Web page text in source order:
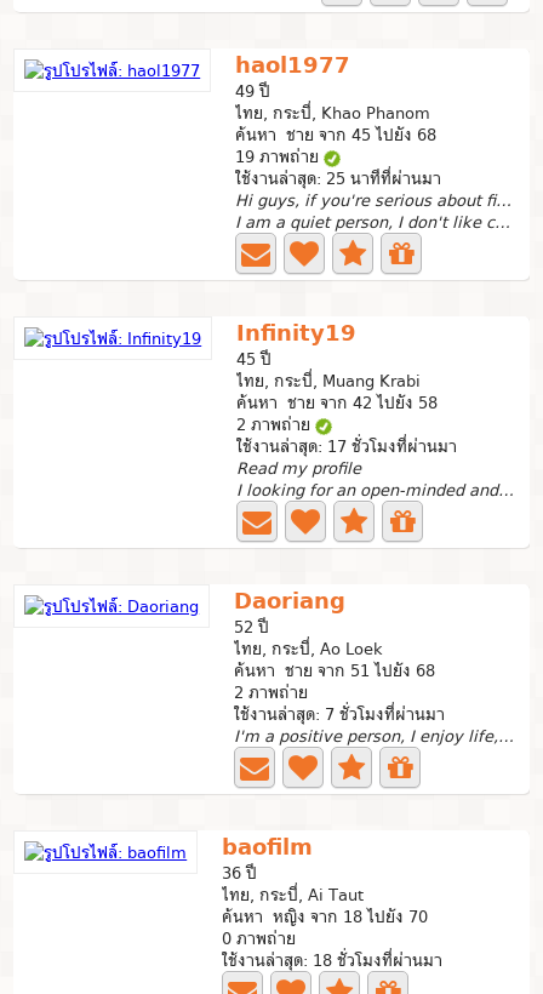
haol1977
49 ปี
ไทย, กระบี่, Khao Phanom
ค้นหา ชาย จาก 45 ไปยัง 68
19 ภาพถ่าย
ใช้งานล่าสุด: 25 นาทีที่ผ่านมา
Hi guys, if you're serious about finding a partner
I am a quiet person, I don't like chaotic society. I like...
Infinity19
45 ปี
ไทย, กระบี่, Muang Krabi
ค้นหา ชาย จาก 42 ไปยัง 58
2 ภาพถ่าย
ใช้งานล่าสุด: 17 ชั่วโมงที่ผ่านมา
Read my profile
I looking for an open-minded and optimistic man who can...
Daoriang
52 ปี
ไทย, กระบี่, Ao Loek
ค้นหา ชาย จาก 51 ไปยัง 68
2 ภาพถ่าย
ใช้งานล่าสุด: 7 ชั่วโมงที่ผ่านมา
I'm a positive person, I enjoy life, I'm fun and funny, I...
baofilm
36 ปี
ไทย, กระบี่, Ai Taut
ค้นหา หญิง จาก 18 ไปยัง 70
0 ภาพถ่าย
ใช้งานล่าสุด: 18 ชั่วโมงที่ผ่านมา